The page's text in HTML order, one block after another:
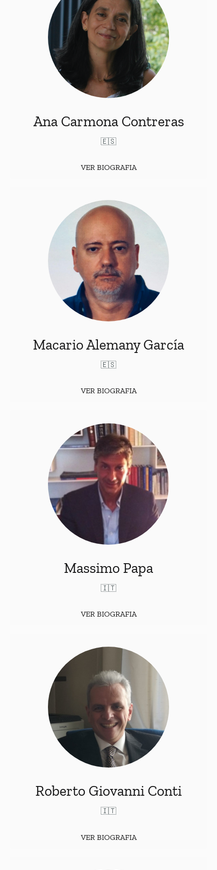
Ana Carmona Contreras
🇪🇸
Doutora em Direito Constitucional pela
Universidad de
Sevilla
(ESP), com pesquisa pós-doutoral na
Universidade de Pisa (ITA) e no
Max Planck Institute
(Heidelberg, ALE). Professora Catedrática de Direito
Constitucional na
Universidad de Sevilla
Professora convidada na pós-graduação de
Macario Alemany García
🇪🇸
Doutor em Direito pela
Universidad de Alicante
Graduado em Geografia, História e Direito na
Universidad de Alicante
(ESP). Mestre em Teoria do
Direito pela Academia Europeia de Teoria do Direito
(BEL). Professor Titular de Filosofia do Direito na
Universidad de Alicante. Professor convidado e
conferencista junto a Universidades e Escolas
Massimo Papa
🇮🇹
Professor Ordinário de Direito Muçulmano e Islâmico na
Faculdade de Direito, e de
Legal Traditions
na Faculdade
de Economia da
Università di Roma Tor Vergata
Coordenador do curso de Doutorado e Diretor do
Centro de Estudos Interdisciplinares sobre o Mundo
Islâmico “Francesco Castro” da Universidade de Roma
. Consultor do Ministério de Assuntos
islâmicos e a aplicação do Direito Muçulmano.
Roberto Giovanni Conti
🇮🇹
Graduado em Direito pela
Università di Palermo
Magistrado na
Corte Suprema de Cassazione
(ITA),
Conselheiro encarregado de relações com a Corte
Europeia de Direitos Humanos. Membro do Comitê
Científico do Conselho Superior da Magistratura.
Professor de cursos de pós-graduação em Palermo e